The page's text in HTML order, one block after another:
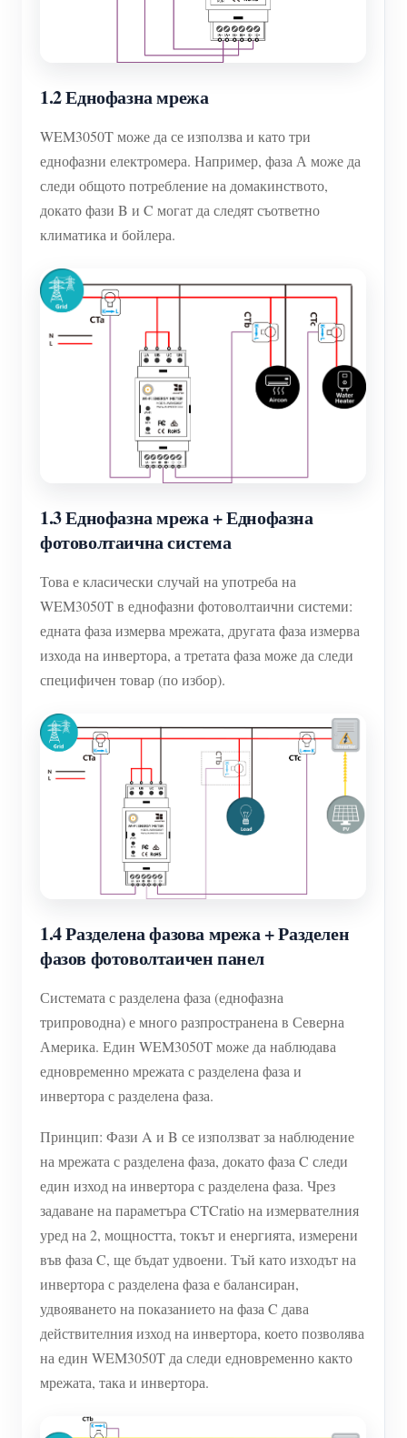
1.2 Еднофазна мрежа
WEM3050T може да се използва и като три
еднофазни електромера. Например, фаза А може да
следи общото потребление на домакинството,
докато фази B и C могат да следят съответно
климатика и бойлера.
1.3 Еднофазна мрежа + Еднофазна
фотоволтаична система
Това е класически случай на употреба на
WEM3050T в еднофазни фотоволтаични системи:
едната фаза измерва мрежата, другата фаза измерва
изхода на инвертора, а третата фаза може да следи
специфичен товар (по избор).
1.4 Разделена фазова мрежа + Разделен
фазов фотоволтаичен панел
Системата с разделена фаза (еднофазна
трипроводна) е много разпространена в Северна
Америка. Един WEM3050T може да наблюдава
едновременно мрежата с разделена фаза и
инвертора с разделена фаза.
Принцип: Фази A и B се използват за наблюдение
на мрежата с разделена фаза, докато фаза C следи
един изход на инвертора с разделена фаза. Чрез
задаване на параметъра CTCratio на измервателния
уред на 2, мощността, токът и енергията, измерени
във фаза C, ще бъдат удвоени. Тъй като изходът на
инвертора с разделена фаза е балансиран,
удвояването на показанието на фаза C дава
действителния изход на инвертора, което позволява
на един WEM3050T да следи едновременно както
мрежата, така и инвертора.